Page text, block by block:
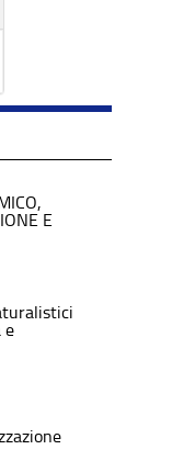
E
e